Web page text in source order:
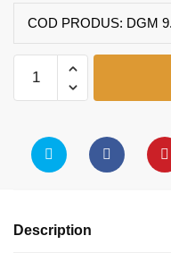
COD PRODUS: DGM
grădiniță
(model
K30)
Description